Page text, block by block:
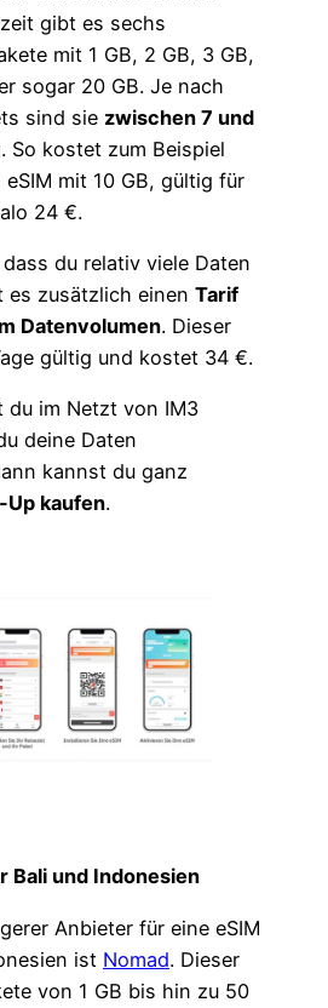
gibt es sechs
mit 1 GB, 2 GB, 3 GB,
sogar 20 GB. Je nach
sind sie zwischen 7 und
So kostet zum Beispiel
mit 10 GB, gültig für
24 €.
du relativ viele Daten
zusätzlich einen Tarif
Datenvolumen. Dieser
gültig und kostet 34 €.
du im Netzt von IM3
deine Daten
kannst du ganz
Up kaufen.
Bali und Indonesien
Anbieter für eine eSIM
ist Nomad. Dieser
von 1 GB bis hin zu 50